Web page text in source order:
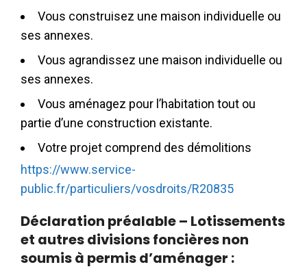
Vous construisez une maison individuelle ou
ses annexes.
Vous agrandissez une maison individuelle ou
ses annexes.
Vous aménagez pour l’habitation tout ou
partie d’une construction existante.
Votre projet comprend des démolitions
https://www.service-
public.fr/particuliers/vosdroits/R20835
Déclaration préalable – Lotissements
et autres divisions foncières non
soumis à permis d’aménager :